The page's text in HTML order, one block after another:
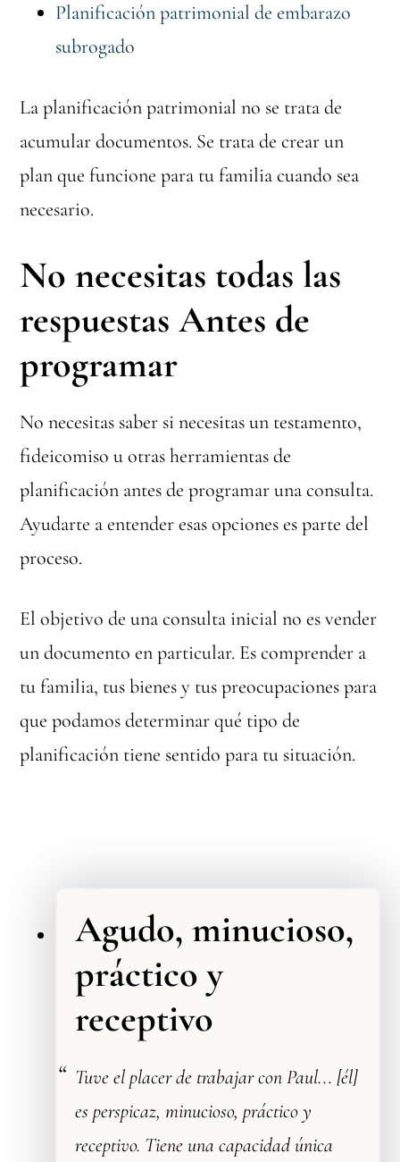
Planificación patrimonial de embarazo
subrogado
La planificación patrimonial no se trata de
acumular documentos. Se trata de crear un
plan que funcione para tu familia cuando sea
necesario.
No necesitas todas las
respuestasAntes de
programar
No necesitas saber si necesitas un testamento,
fideicomiso u otras herramientas de
planificación antes de programar una consulta.
Ayudarte a entender esas opciones es parte del
proceso.
El objetivo de una consulta inicial no es vender
un documento en particular. Es comprender a
tu familia, tus bienes y tus preocupaciones para
que podamos determinar qué tipo de
planificación tiene sentido para tu situación.
Agudo, minucioso,
práctico y
receptivo
Tuve el placer de trabajar con Paul... [él]
es perspicaz, minucioso, práctico y
receptivo. Tiene una capacidad única